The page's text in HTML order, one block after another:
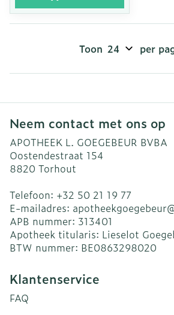
Toon per
Neem contact met ons op
APOTHEEK L. GOEGEBEUR BVBA
Oostendestraat 154
8820 Torhout
Telefoon: +32 50 21 19 77
E-mailadres:
APB nummer: 313401
Apotheek titularis: Lieselot
BTW nummer: BE0863298020
Klantenservice
FAQ